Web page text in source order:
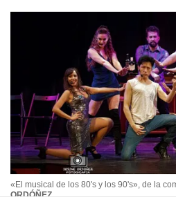
«El musical de los 80's y los 90's», de la
ORDÓÑEZ